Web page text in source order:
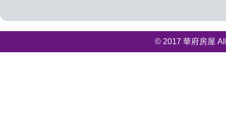
© 2017 華府房屋